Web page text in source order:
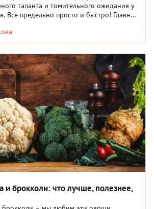
таланта и томительного ожидания у
Все предельно просто и быстро! Главное
работы с брокколи, которыми
прямо сейчас.
и брокколи: что лучше, полезнее,